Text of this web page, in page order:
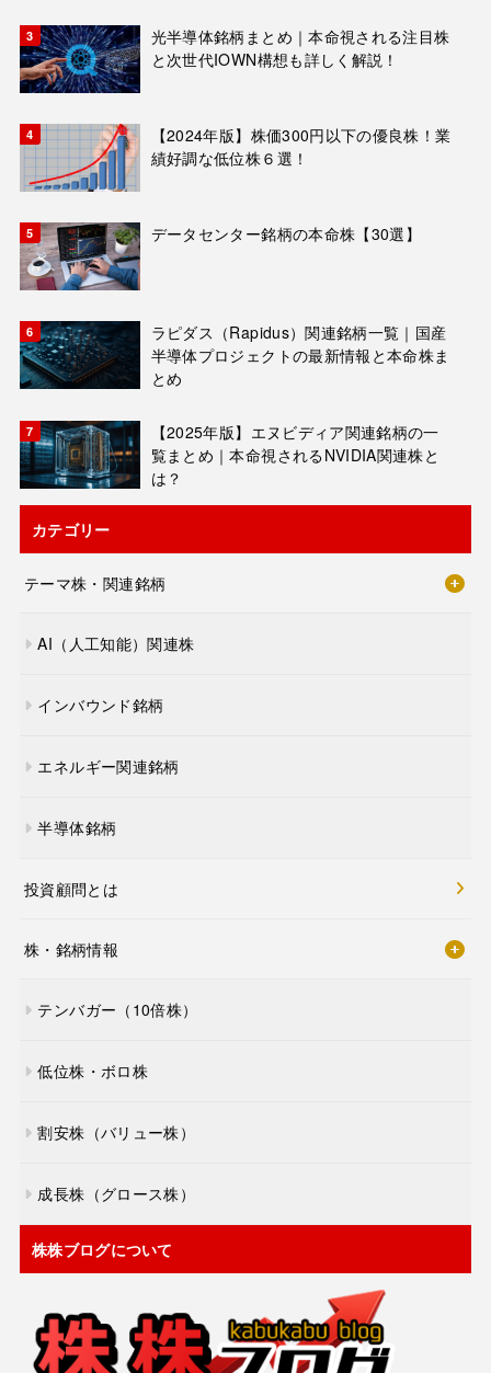
光半導体銘柄まとめ｜本命視される注目株
と次世代IOWN構想も詳しく解説！
【2024年版】株価300円以下の優良株！業
績好調な低位株６選！
データセンター銘柄の本命株【30選】
ラピダス（Rapidus）関連銘柄一覧｜国産
半導体プロジェクトの最新情報と本命株ま
とめ
【2025年版】エヌビディア関連銘柄の一
覧まとめ｜本命視されるNVIDIA関連株と
は？
カテゴリー
テーマ株・関連銘柄
AI（人工知能）関連株
インバウンド銘柄
エネルギー関連銘柄
半導体銘柄
投資顧問とは
株・銘柄情報
テンバガー（10倍株）
低位株・ボロ株
割安株（バリュー株）
成長株（グロース株）
株株ブログについて